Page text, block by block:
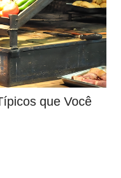
que Você